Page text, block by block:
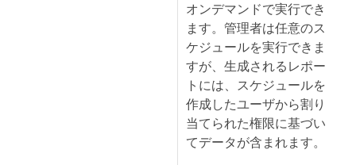
オンデマンドで実行でき
ます。管理者は任意のス
ケジュールを実行できま
すが、生成されるレポー
トには、スケジュールを
作成したユーザから割り
当てられた権限に基づい
てデータが含まれます。